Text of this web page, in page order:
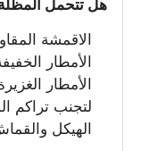
هل تتحمل المظلة
الاقمشة
الأمطار
الأمطار
لتجنب تراكم
الهيكل